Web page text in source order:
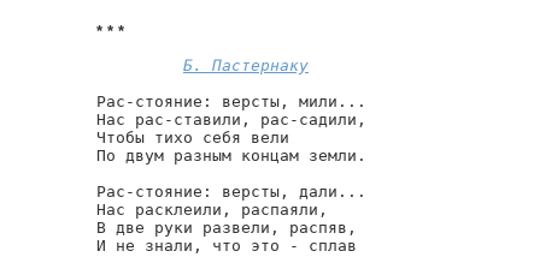
* * *
Б. Пастернаку
Рас-стояние: версты, мили...
Нас рас-ставили, рас-садили,
Чтобы тихо себя вели
По двум разным концам земли.
Рас-стояние: версты, дали...
Нас расклеили, распаяли,
В две руки развели, распяв,
И не знали, что это - сплав